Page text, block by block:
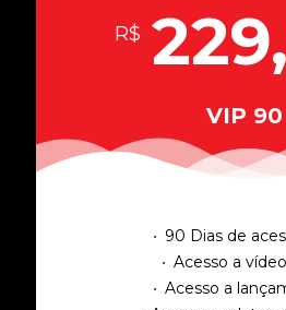
R$
VIP 90
90 Dias de
Acesso a
Acesso a